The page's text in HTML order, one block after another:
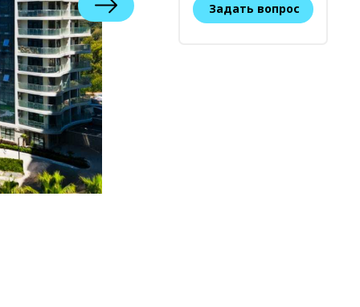
Задать вопрос